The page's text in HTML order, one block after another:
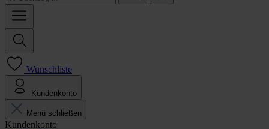
Wunschliste
Kundenkonto
Menü schließen
Kundenkonto